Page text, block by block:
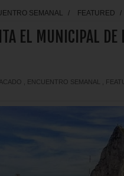
SEMANAL / FEATURED /
EL MUNICIPAL
ENCUENTRO SEMANAL